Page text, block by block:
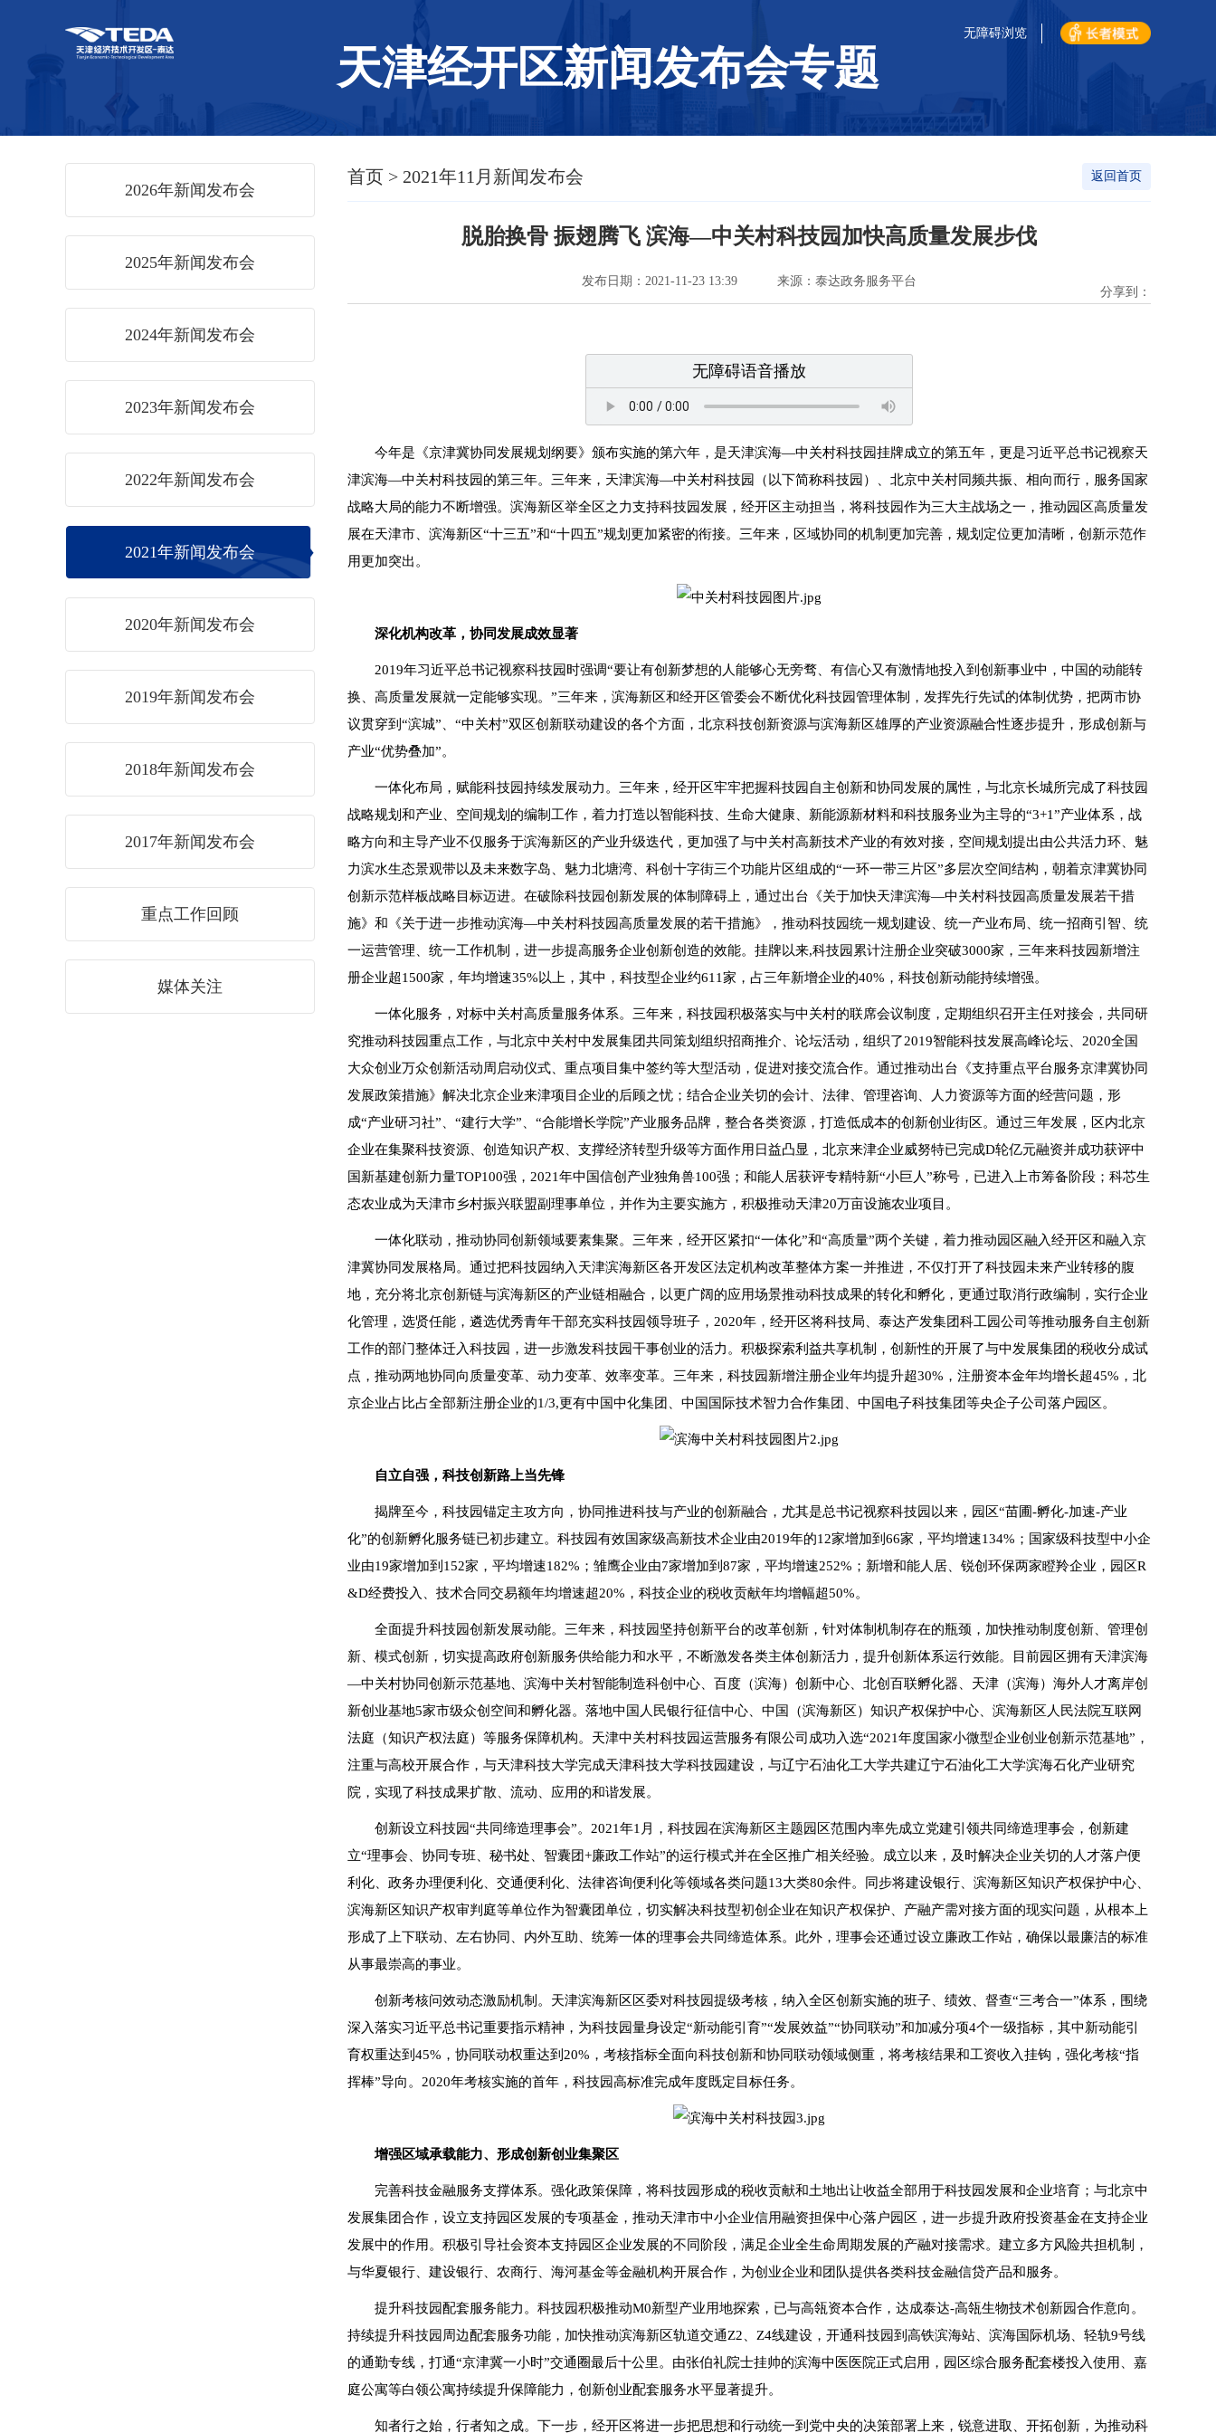
无障碍浏览
天津经开区新闻发布会专题
2026年新闻发布会
2025年新闻发布会
2024年新闻发布会
2023年新闻发布会
2022年新闻发布会
2021年新闻发布会
2020年新闻发布会
2019年新闻发布会
2018年新闻发布会
2017年新闻发布会
重点工作回顾
媒体关注
首页 > 2021年11月新闻发布会 返回首页
脱胎换骨 振翅腾飞 滨海—中关村科技园加快高质量发展步伐
发布日期：2021-11-23 13:39
来源：泰达政务服务平台
分享到：
无障碍语音播放
今年是《京津冀协同发展规划纲要》颁布实施的第六年，是天津滨海—中关村科技园挂牌成立的第五年，更是习近平总书记视察天
津滨海—中关村科技园的第三年。三年来，天津滨海—中关村科技园（以下简称科技园）、北京中关村同频共振、相向而行，服务国家
战略大局的能力不断增强。滨海新区举全区之力支持科技园发展，经开区主动担当，将科技园作为三大主战场之一，推动园区高质量发
展在天津市、滨海新区“十三五”和“十四五”规划更加紧密的衔接。三年来，区域协同的机制更加完善，规划定位更加清晰，创新示范作
用更加突出。
深化机构改革，协同发展成效显著
2019年习近平总书记视察科技园时强调“要让有创新梦想的人能够心无旁骛、有信心又有激情地投入到创新事业中，中国的动能转
换、高质量发展就一定能够实现。”三年来，滨海新区和经开区管委会不断优化科技园管理体制，发挥先行先试的体制优势，把两市协
议贯穿到“滨城”、“中关村”双区创新联动建设的各个方面，北京科技创新资源与滨海新区雄厚的产业资源融合性逐步提升，形成创新与
产业“优势叠加”。
一体化布局，赋能科技园持续发展动力。三年来，经开区牢牢把握科技园自主创新和协同发展的属性，与北京长城所完成了科技园
战略规划和产业、空间规划的编制工作，着力打造以智能科技、生命大健康、新能源新材料和科技服务业为主导的“3+1”产业体系，战
略方向和主导产业不仅服务于滨海新区的产业升级迭代，更加强了与中关村高新技术产业的有效对接，空间规划提出由公共活力环、魅
力滨水生态景观带以及未来数字岛、魅力北塘湾、科创十字街三个功能片区组成的“一环一带三片区”多层次空间结构，朝着京津冀协同
创新示范样板战略目标迈进。在破除科技园创新发展的体制障碍上，通过出台《关于加快天津滨海—中关村科技园高质量发展若干措
施》和《关于进一步推动滨海—中关村科技园高质量发展的若干措施》，推动科技园统一规划建设、统一产业布局、统一招商引智、统
一运营管理、统一工作机制，进一步提高服务企业创新创造的效能。挂牌以来,科技园累计注册企业突破3000家，三年来科技园新增注
册企业超1500家，年均增速35%以上，其中，科技型企业约611家，占三年新增企业的40%，科技创新动能持续增强。
一体化服务，对标中关村高质量服务体系。三年来，科技园积极落实与中关村的联席会议制度，定期组织召开主任对接会，共同研
究推动科技园重点工作，与北京中关村中发展集团共同策划组织招商推介、论坛活动，组织了2019智能科技发展高峰论坛、2020全国
大众创业万众创新活动周启动仪式、重点项目集中签约等大型活动，促进对接交流合作。通过推动出台《支持重点平台服务京津冀协同
发展政策措施》解决北京企业来津项目企业的后顾之忧；结合企业关切的会计、法律、管理咨询、人力资源等方面的经营问题，形
成“产业研习社”、“建行大学”、“合能增长学院”产业服务品牌，整合各类资源，打造低成本的创新创业街区。通过三年发展，区内北京
企业在集聚科技资源、创造知识产权、支撑经济转型升级等方面作用日益凸显，北京来津企业威努特已完成D轮亿元融资并成功获评中
国新基建创新力量TOP100强，2021年中国信创产业独角兽100强；和能人居获评专精特新“小巨人”称号，已进入上市筹备阶段；科芯生
态农业成为天津市乡村振兴联盟副理事单位，并作为主要实施方，积极推动天津20万亩设施农业项目。
一体化联动，推动协同创新领域要素集聚。三年来，经开区紧扣“一体化”和“高质量”两个关键，着力推动园区融入经开区和融入京
津冀协同发展格局。通过把科技园纳入天津滨海新区各开发区法定机构改革整体方案一并推进，不仅打开了科技园未来产业转移的腹
地，充分将北京创新链与滨海新区的产业链相融合，以更广阔的应用场景推动科技成果的转化和孵化，更通过取消行政编制，实行企业
化管理，选贤任能，遴选优秀青年干部充实科技园领导班子，2020年，经开区将科技局、泰达产发集团科工园公司等推动服务自主创新
工作的部门整体迁入科技园，进一步激发科技园干事创业的活力。积极探索利益共享机制，创新性的开展了与中发展集团的税收分成试
点，推动两地协同向质量变革、动力变革、效率变革。三年来，科技园新增注册企业年均提升超30%，注册资本金年均增长超45%，北
京企业占比占全部新注册企业的1/3,更有中国中化集团、中国国际技术智力合作集团、中国电子科技集团等央企子公司落户园区。
自立自强，科技创新路上当先锋
揭牌至今，科技园锚定主攻方向，协同推进科技与产业的创新融合，尤其是总书记视察科技园以来，园区“苗圃-孵化-加速-产业
化”的创新孵化服务链已初步建立。科技园有效国家级高新技术企业由2019年的12家增加到66家，平均增速134%；国家级科技型中小企
业由19家增加到152家，平均增速182%；雏鹰企业由7家增加到87家，平均增速252%；新增和能人居、锐创环保两家瞪羚企业，园区R
&D经费投入、技术合同交易额年均增速超20%，科技企业的税收贡献年均增幅超50%。
全面提升科技园创新发展动能。三年来，科技园坚持创新平台的改革创新，针对体制机制存在的瓶颈，加快推动制度创新、管理创
新、模式创新，切实提高政府创新服务供给能力和水平，不断激发各类主体创新活力，提升创新体系运行效能。目前园区拥有天津滨海
—中关村协同创新示范基地、滨海中关村智能制造科创中心、百度（滨海）创新中心、北创百联孵化器、天津（滨海）海外人才离岸创
新创业基地5家市级众创空间和孵化器。落地中国人民银行征信中心、中国（滨海新区）知识产权保护中心、滨海新区人民法院互联网
法庭（知识产权法庭）等服务保障机构。天津中关村科技园运营服务有限公司成功入选“2021年度国家小微型企业创业创新示范基地”，
注重与高校开展合作，与天津科技大学完成天津科技大学科技园建设，与辽宁石油化工大学共建辽宁石油化工大学滨海石化产业研究
院，实现了科技成果扩散、流动、应用的和谐发展。
创新设立科技园“共同缔造理事会”。2021年1月，科技园在滨海新区主题园区范围内率先成立党建引领共同缔造理事会，创新建
立“理事会、协同专班、秘书处、智囊团+廉政工作站”的运行模式并在全区推广相关经验。成立以来，及时解决企业关切的人才落户便
利化、政务办理便利化、交通便利化、法律咨询便利化等领域各类问题13大类80余件。同步将建设银行、滨海新区知识产权保护中心、
滨海新区知识产权审判庭等单位作为智囊团单位，切实解决科技型初创企业在知识产权保护、产融产需对接方面的现实问题，从根本上
形成了上下联动、左右协同、内外互助、统筹一体的理事会共同缔造体系。此外，理事会还通过设立廉政工作站，确保以最廉洁的标准
从事最崇高的事业。
创新考核问效动态激励机制。天津滨海新区区委对科技园提级考核，纳入全区创新实施的班子、绩效、督查“三考合一”体系，围绕
深入落实习近平总书记重要指示精神，为科技园量身设定“新动能引育”“发展效益”“协同联动”和加减分项4个一级指标，其中新动能引
育权重达到45%，协同联动权重达到20%，考核指标全面向科技创新和协同联动领域侧重，将考核结果和工资收入挂钩，强化考核“指
挥棒”导向。2020年考核实施的首年，科技园高标准完成年度既定目标任务。
增强区域承载能力、形成创新创业集聚区
完善科技金融服务支撑体系。强化政策保障，将科技园形成的税收贡献和土地出让收益全部用于科技园发展和企业培育；与北京中
发展集团合作，设立支持园区发展的专项基金，推动天津市中小企业信用融资担保中心落户园区，进一步提升政府投资基金在支持企业
发展中的作用。积极引导社会资本支持园区企业发展的不同阶段，满足企业全生命周期发展的产融对接需求。建立多方风险共担机制，
与华夏银行、建设银行、农商行、海河基金等金融机构开展合作，为创业企业和团队提供各类科技金融信贷产品和服务。
提升科技园配套服务能力。科技园积极推动M0新型产业用地探索，已与高瓴资本合作，达成泰达-高瓴生物技术创新园合作意向。
持续提升科技园周边配套服务功能，加快推动滨海新区轨道交通Z2、Z4线建设，开通科技园到高铁滨海站、滨海国际机场、轻轨9号线
的通勤专线，打通“京津冀一小时”交通圈最后十公里。由张伯礼院士挂帅的滨海中医医院正式启用，园区综合服务配套楼投入使用、嘉
庭公寓等白领公寓持续提升保障能力，创新创业配套服务水平显著提升。
知者行之始，行者知之成。下一步，经开区将进一步把思想和行动统一到党中央的决策部署上来，锐意进取、开拓创新，为推动科